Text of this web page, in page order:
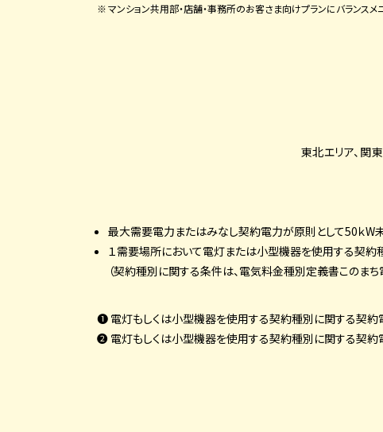
マンション共用部・店舗・事務所のお客さま向けプランにバランスメ
東北エリア、関
最大需要電力またはみなし契約電力が原則として50ｋW
１需要場所において電灯または小型機器を使用する契約
（契約種別に関する条件は、電気料金種別定義書このまち
電灯もしくは小型機器を使用する契約種別に関する契約
電灯もしくは小型機器を使用する契約種別に関する契約